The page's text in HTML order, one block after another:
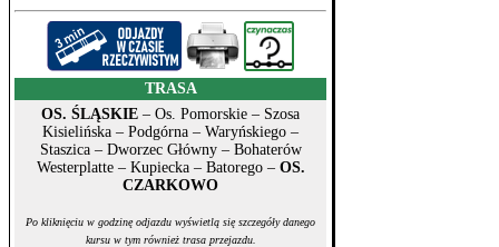
TRASA
OS. ŚLĄSKIE – Os. Pomorskie – Szosa
Kisielińska – Podgórna – Waryńskiego –
Staszica – Dworzec Główny – Bohaterów
Westerplatte – Kupiecka – Batorego – OS.
CZARKOWO
Po kliknięciu w godzinę odjazdu wyświetlą się szczegóły danego
kursu w tym również trasa przejazdu.